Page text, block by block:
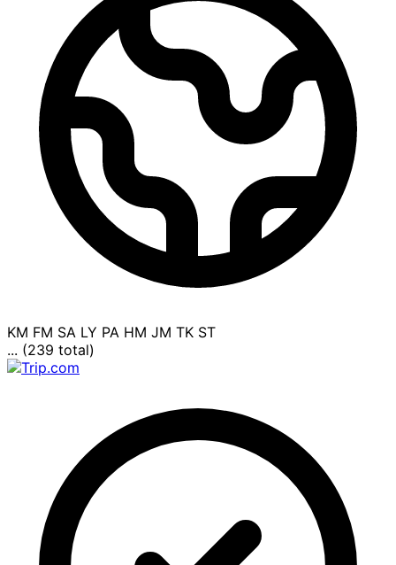
KM FM SA LY PA HM JM TK ST
... (239 total)